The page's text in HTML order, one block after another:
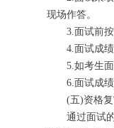
现场作答。
3.面试前按照
4.面试成绩满
5.如考生面
6.面试成绩经
(五)资格复
通过面试的